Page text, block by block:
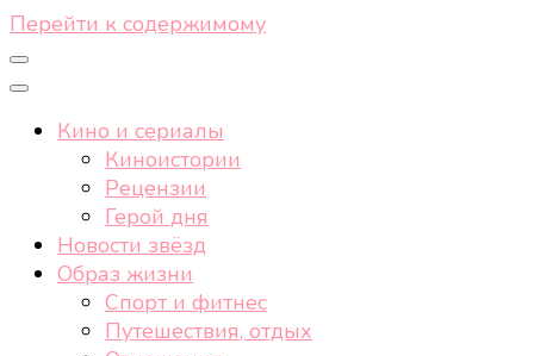
Перейти к содержимому
Кино и сериалы
Киноистории
Рецензии
Герой дня
Новости звёзд
Образ жизни
Спорт и фитнес
Путешествия, отдых